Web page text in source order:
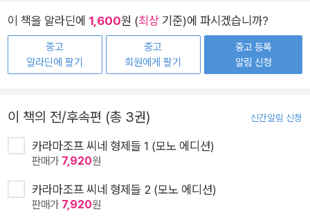
이 책을 알라딘에 1,600원 (최상 기준)에 파시겠습니까?
중고
알라딘에 팔기
중고
회원에게 팔기
중고 등록
알림 신청
이 책의 전/후속편 (총 3권) 신간알림 신청
카라마조프 씨네 형제들 1 (모노 에디션)
판매가 7,920원
카라마조프 씨네 형제들 2 (모노 에디션)
판매가 7,920원